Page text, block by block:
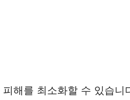
해를 최소화할 수 있습니